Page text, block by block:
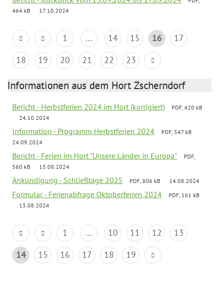
464 kB
17.10.2024
1 ... 14 15 16
17
18
19 20 21 22 23
Informationen aus dem Hort Zscherndorf
Bericht - Herbstferien 2024 im Hort (korrigiert)
PDF, 420 kB
24.10.2024
Information - Programm Herbstferien 2024
PDF, 547 kB
24.09.2024
Bericht - Ferien im Hort "Unsere Länder in Europa"
PDF,
560 kB
15.08.2024
Ankündigung - Schließtage 2025 PDF, 806 kB 14.08.2024
Formular - Ferienabfrage Oktoberferien 2024
PDF, 161 kB
13.08.2024
1 ... 10 11 12
13
14
15 16 17 18 19